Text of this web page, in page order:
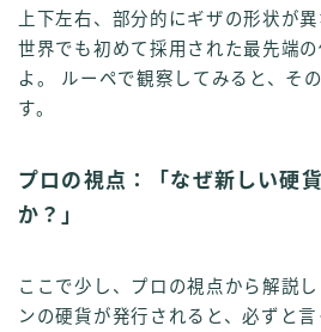
上下左右、部分的にギザの形状が
世界でも初めて採用された最先端
よ。 ルーペで観察してみると、そ
す。
プロの視点：「なぜ新しい硬
か？」
ここで少し、プロの視点から解説
ンの硬貨が発行されると、必ずと